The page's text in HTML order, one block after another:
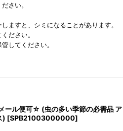
さい。
ますと、シミになることがあります。
ださい。
してください。
可☆ (虫の多い季節の必需品 アロ
) [SPB21003000000]